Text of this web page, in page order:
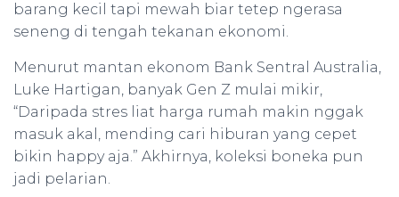
barang kecil tapi mewah biar tetep ngerasa
seneng di tengah tekanan ekonomi.
Menurut mantan ekonom Bank Sentral Australia,
Luke Hartigan, banyak Gen Z mulai mikir,
“Daripada stres liat harga rumah makin nggak
masuk akal, mending cari hiburan yang cepet
bikin happy aja.” Akhirnya, koleksi boneka pun
jadi pelarian.